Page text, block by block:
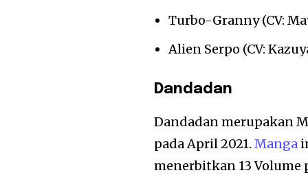
Turbo-Granny (CV:
Alien Serpo (CV:
Dandadan
Dandadan merupakan
pada April 2021.Manga
menerbitkan 13 Volume